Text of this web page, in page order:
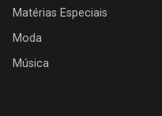
Matérias Especiais
Moda
Música